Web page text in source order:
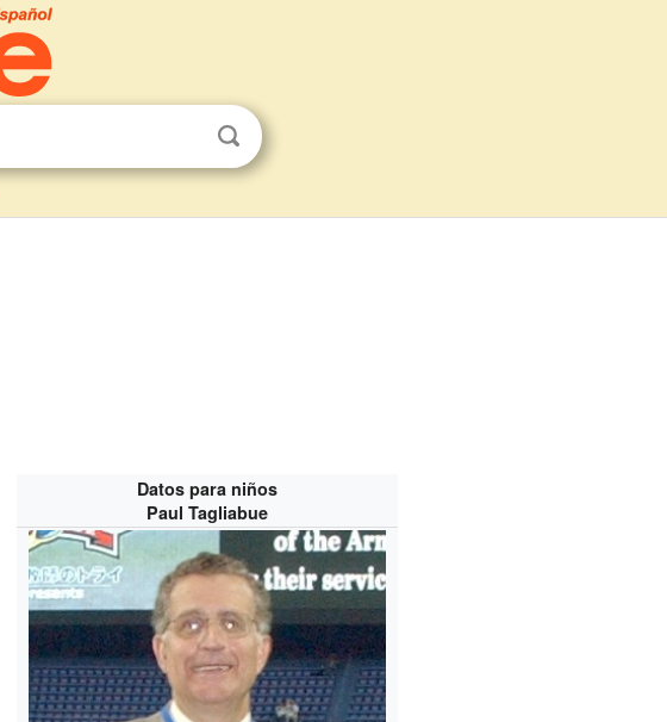
Datos para niños
Paul Tagliabue